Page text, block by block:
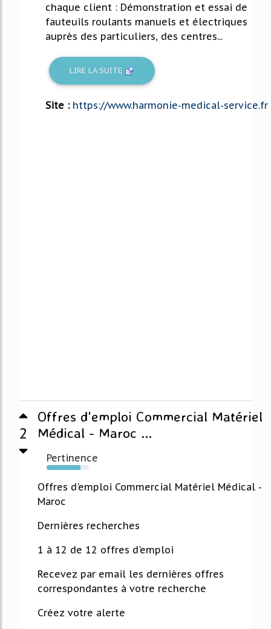
chaque client : Démonstration et essai de
fauteuils roulants manuels et électriques
auprès des particuliers, des centres...
LIRE LA SUITE
Site : https://www.harmonie-medical-service.fr
2
Offres d'emploi Commercial Matériel
Médical - Maroc ...
Pertinence
80%
Offres d'emploi Commercial Matériel Médical -
Maroc
Dernières recherches
1 à 12 de 12 offres d'emploi
Recevez par email les dernières offres
correspondantes à votre recherche
Créez votre alerte